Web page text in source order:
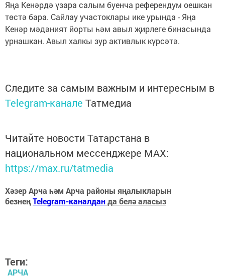
Яңа Кенәрдә үзара салым буенча референдум оешкан
төстә бара. Сайлау участоклары ике урында - Яңа
Кенәр мәдәният йорты һәм авыл җирлеге бинасында
урнашкан. Авыл халкы зур активлык күрсәтә.
Следите за самым важным и интересным в
Telegram-канале Татмедиа
Читайте новости Татарстана в
национальном мессенджере MАХ:
https://max.ru/tatmedia
Хәзер Арча һәм Арча районы яңалыкларын
безнеңTelegram-каналданда белә аласыз
Теги:
АРЧА